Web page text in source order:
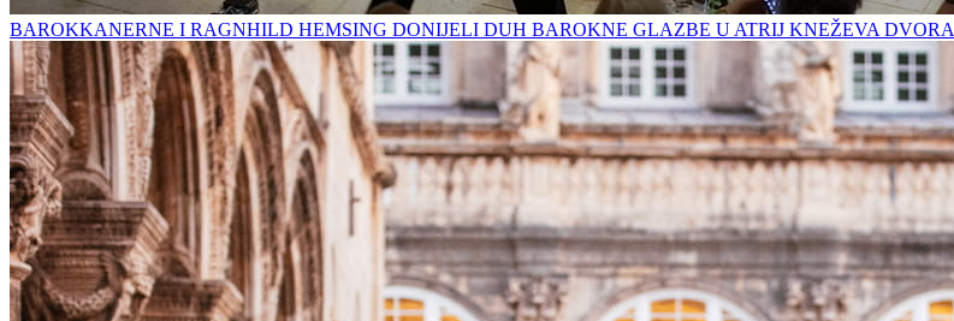
BAROKKANERNE I RAGNHILD HEMSING DONIJELI DUH BAROKNE GLAZBE U ATRIJ KNEŽEVA DVORA